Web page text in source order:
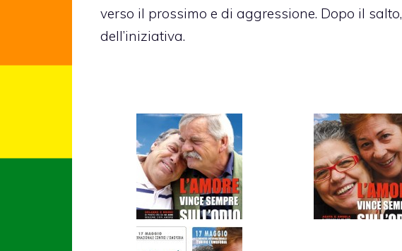
verso il prossimo e di aggressione. Dopo il salto,
dell’iniziativa.